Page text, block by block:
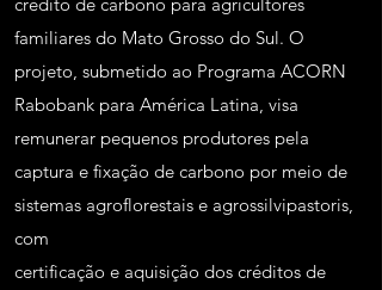
familiares do Mato Grosso do Sul. O
projeto, submetido ao Programa ACORN
Rabobank para América Latina, visa
remunerar pequenos produtores pela
captura e fixação de carbono por meio de
sistemas agroflorestais e agrossilvipastoris,
com
certificação e aquisição dos créditos de